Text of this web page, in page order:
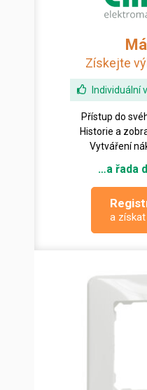
Získejte
Individuální
Přístup do
Historie a
Vytváření
…a řada
a